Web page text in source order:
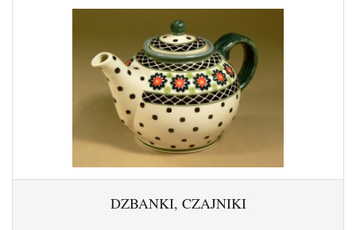
DZBANKI, CZAJNIKI